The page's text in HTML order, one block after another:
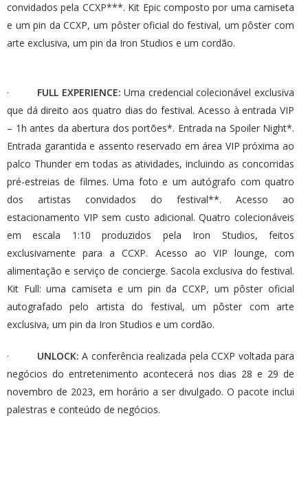
convidados pela CCXP***. Kit Epic composto por uma camiseta
e um pin da CCXP, um pôster oficial do festival, um pôster com
arte exclusiva, um pin da Iron Studios e um cordão.
· FULL EXPERIENCE: Uma credencial colecionável exclusiva
que dá direito aos quatro dias do festival. Acesso à entrada VIP
– 1h antes da abertura dos portões*. Entrada na Spoiler Night*.
Entrada garantida e assento reservado em área VIP próxima ao
palco Thunder em todas as atividades, incluindo as concorridas
pré-estreias de filmes. Uma foto e um autógrafo com quatro
dos artistas convidados do festival**. Acesso ao
estacionamento VIP sem custo adicional. Quatro colecionáveis
em escala 1:10 produzidos pela Iron Studios, feitos
exclusivamente para a CCXP. Acesso ao VIP lounge, com
alimentação e serviço de concierge. Sacola exclusiva do festival.
Kit Full: uma camiseta e um pin da CCXP, um pôster oficial
autografado pelo artista do festival, um pôster com arte
exclusiva, um pin da Iron Studios e um cordão.
· UNLOCK: A conferência realizada pela CCXP voltada para
negócios do entretenimento acontecerá nos dias 28 e 29 de
novembro de 2023, em horário a ser divulgado. O pacote inclui
palestras e conteúdo de negócios.